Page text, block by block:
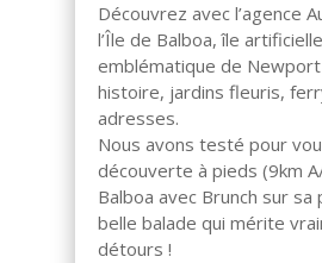
Découvrez avec l’agence
l’Île de Balboa, île artificielle
emblématique de Newport
histoire, jardins fleuris,
adresses.
Nous avons testé pour
découverte à pieds (9km
Balboa avec Brunch sur sa
belle balade qui mérite
détours !